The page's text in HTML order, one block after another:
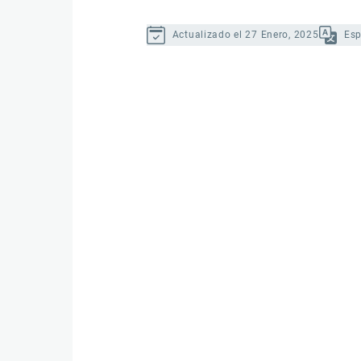
Actualizado el 27 Enero, 2025